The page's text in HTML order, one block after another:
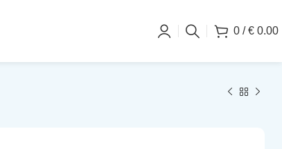
0 / € 0.00